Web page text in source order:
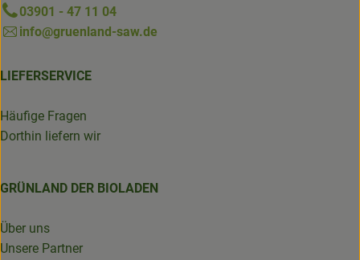
03901 - 47 11 04
info@gruenland-saw.de
LIEFERSERVICE
Häufige Fragen
Dorthin liefern wir
GRÜNLAND DER BIOLADEN
Über uns
Unsere Partner